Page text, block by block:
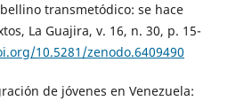
transmetódico: se hace
La Guajira, v. 16, n. 30, p. 15-
10.5281/zenodo.6409490
de jóvenes en Venezuela: